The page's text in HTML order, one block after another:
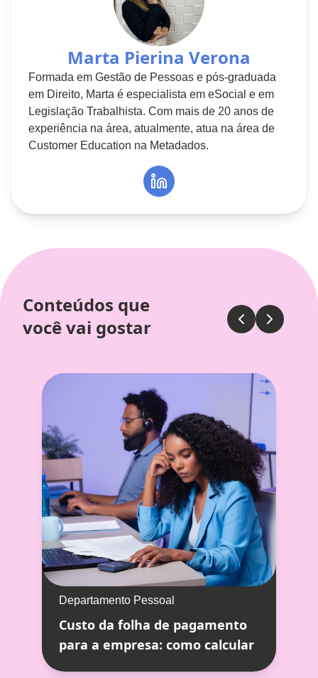
Marta Pierina Verona
Formada em Gestão de Pessoas e pós-graduada
em Direito, Marta é especialista em eSocial e em
Legislação Trabalhista. Com mais de 20 anos de
experiência na área, atualmente, atua na área de
Customer Education na Metadados.
Conteúdos que
você vai gostar
Departamento Pessoal
Custo da folha de pagamento
para a empresa: como calcular